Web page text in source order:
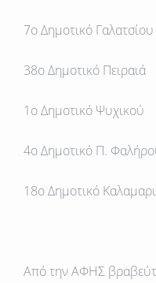
7ο Δημοτικό Γαλατσίου
38ο Δημοτικό Πειραιά
1ο Δημοτικό Ψυχικού
4ο Δημοτικό Π.
18ο Δημοτικό
Από τηνΑΦΗΣ